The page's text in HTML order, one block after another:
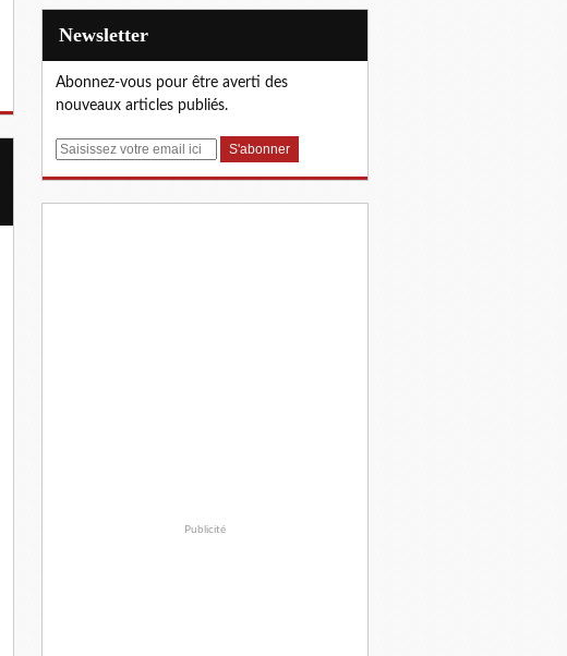
Newsletter
Abonnez-vous pour être averti des
nouveaux articles publiés.
E
Publicité